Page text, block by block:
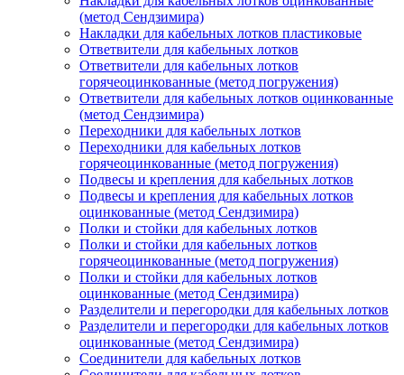
(метод Сендзимира)
Накладки для кабельных лотков пластиковые
Ответвители для кабельных лотков
Ответвители для кабельных лотков
горячеоцинкованные (метод погружения)
Ответвители для кабельных лотков оцинкованные
(метод Сендзимира)
Переходники для кабельных лотков
Переходники для кабельных лотков
горячеоцинкованные (метод погружения)
Подвесы и крепления для кабельных лотков
Подвесы и крепления для кабельных лотков
оцинкованные (метод Сендзимира)
Полки и стойки для кабельных лотков
Полки и стойки для кабельных лотков
горячеоцинкованные (метод погружения)
Полки и стойки для кабельных лотков
оцинкованные (метод Сендзимира)
Разделители и перегородки для кабельных лотков
Разделители и перегородки для кабельных лотков
оцинкованные (метод Сендзимира)
Соединители для кабельных лотков